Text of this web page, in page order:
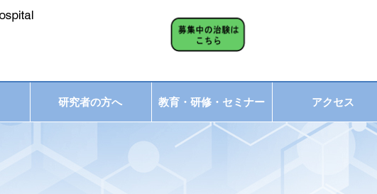
研究者の方へ 教育・研修・セミナー アクセス